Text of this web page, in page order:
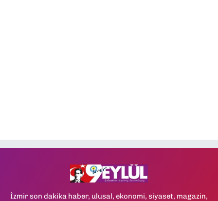
İzmir son dakika haber, ulusal, ekonomi, siyaset, magazin,